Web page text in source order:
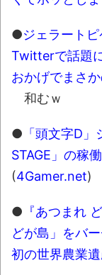
全方位
しい仕事観
見てい
の数々！！
Powered by
●ジェラート
Twitterで話題
おかげでまさ
和むｗ
● 「頭文字D
STAGE」の稼
(4Gamer.net)
● 『あつまれ
どが島」をバ
初の世界農業